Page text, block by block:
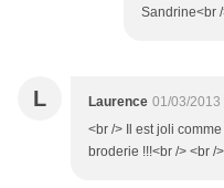
Sandrine<br
L Laurence 01/03/2013
<br /> Il est joli
broderie !!!<br /> <br /